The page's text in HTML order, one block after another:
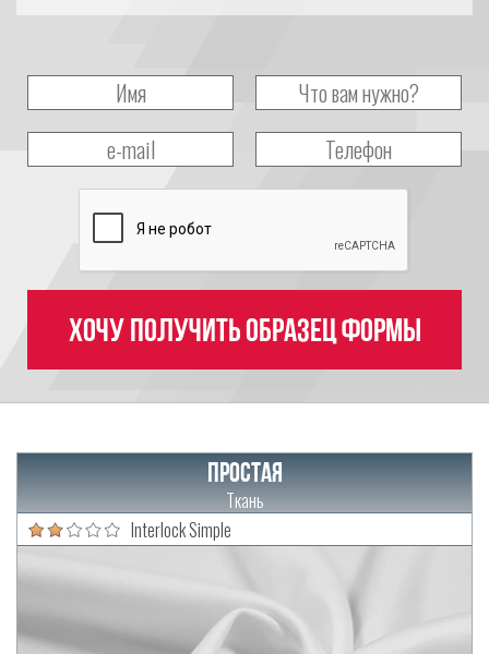
Хочу получить образец формы
Простая
Ткань
Interlock Simple